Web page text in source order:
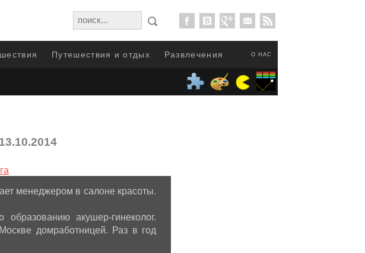
О НАС
Путешествия и отдых Развлечения
менеджером в салоне красоты.
акушер-гинеколог.
домработницей. Раз в год